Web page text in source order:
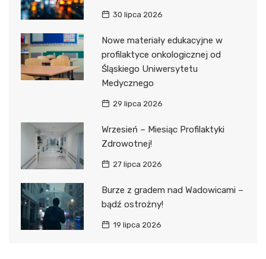
30 lipca 2026
Nowe materiały edukacyjne w
profilaktyce onkologicznej od
Śląskiego Uniwersytetu
Medycznego
29 lipca 2026
Wrzesień – Miesiąc Profilaktyki
Zdrowotnej!
27 lipca 2026
Burze z gradem nad Wadowicami –
bądź ostrożny!
19 lipca 2026